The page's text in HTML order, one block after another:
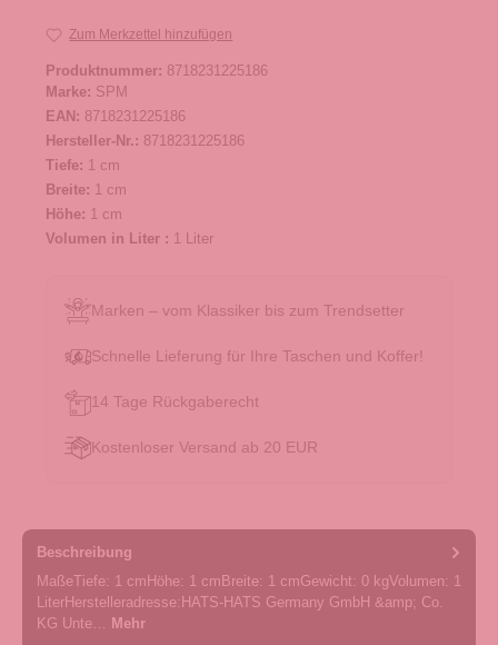
Zum Merkzettel hinzufügen
Produktnummer: 8718231225186
Marke: SPM
EAN: 8718231225186
Hersteller-Nr.: 8718231225186
Tiefe: 1 cm
Breite: 1 cm
Höhe: 1 cm
Volumen in Liter : 1 Liter
Marken – vom Klassiker bis zum Trendsetter
Schnelle Lieferung für Ihre Taschen und Koffer!
14 Tage Rückgaberecht
Kostenloser Versand ab 20 EUR
Beschreibung
MaßeTiefe: 1 cmHöhe: 1 cmBreite: 1 cmGewicht: 0 kgVolumen: 1
LiterHerstelleradresse:HATS-HATS Germany GmbH &amp; Co.
KG Unte… Mehr